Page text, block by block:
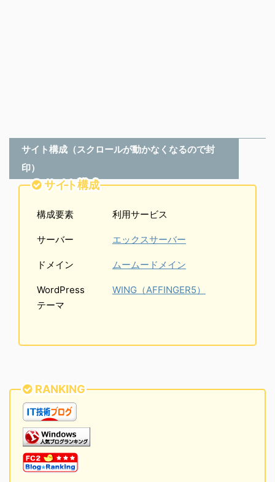
サイト構成（スクロールが動かなくなるので封
印）
サイト構成
構成要素 利用サービス
サーバー エックスサーバー
ドメイン ムームードメイン
WordPress
テーマ
WING（AFFINGER5）
RANKING